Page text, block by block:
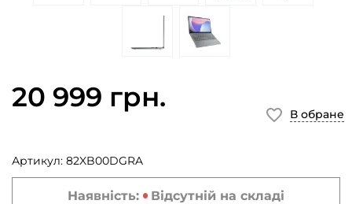
20 999 грн.
Артикул: 82XB00DGRA
Наявність: Відсутній на складі
В обране